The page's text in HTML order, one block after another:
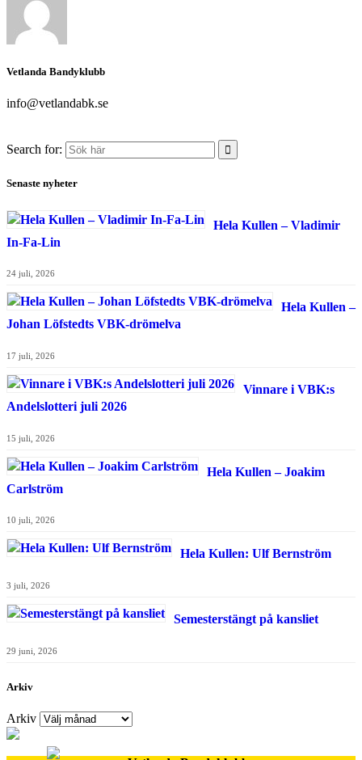
Vetlanda Bandyklubb
info@vetlandabk.se
Search for:
Senaste nyheter
Hela Kullen – Vladimir
In-Fa-Lin
24 juli, 2026
Hela Kullen –
Johan Löfstedts VBK-drömelva
17 juli, 2026
Vinnare i VBK:s
Andelslotteri juli 2026
15 juli, 2026
Hela Kullen – Joakim
Carlström
10 juli, 2026
Hela Kullen: Ulf Bernström
3 juli, 2026
Semesterstängt på kansliet
29 juni, 2026
Arkiv
Arkiv